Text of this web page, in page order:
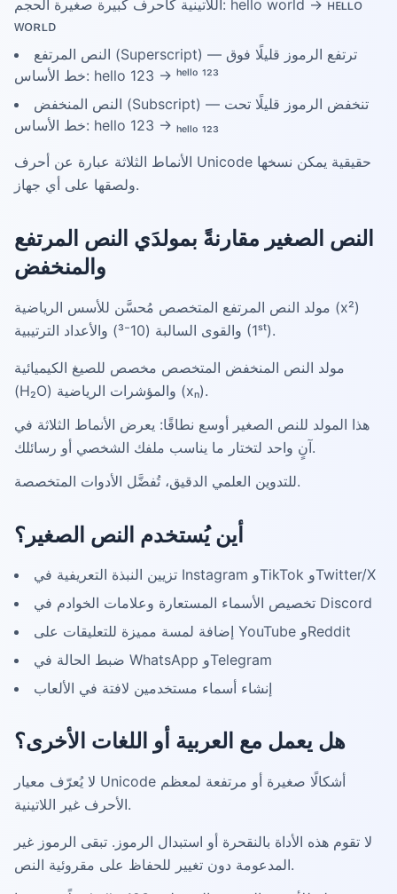
اللاتينية كأحرف كبيرة صغيرة الحجم: hello world → ʜᴇʟʟᴏ
ᴡᴏʀʟᴅ
النص المرتفع (Superscript) — ترتفع الرموز قليلًا فوق
خط الأساس: hello 123 → ʰᵉˡˡᵒ ¹²³
النص المنخفض (Subscript) — تنخفض الرموز قليلًا تحت
خط الأساس: hello 123 → ₕₑₗₗₒ ₁₂₃
الأنماط الثلاثة عبارة عن أحرف Unicode حقيقية يمكن نسخها
ولصقها على أي جهاز.
النص الصغير مقارنةً بمولدَي النص المرتفع
والمنخفض
مولد النص المرتفع المتخصص مُحسَّن للأسس الرياضية (x²)
والقوى السالبة (10⁻³) والأعداد الترتيبية (1ˢᵗ).
مولد النص المنخفض المتخصص مخصص للصيغ الكيميائية
(H₂O) والمؤشرات الرياضية (xₙ).
هذا المولد للنص الصغير أوسع نطاقًا: يعرض الأنماط الثلاثة في
آنٍ واحد لتختار ما يناسب ملفك الشخصي أو رسائلك.
للتدوين العلمي الدقيق، تُفضَّل الأدوات المتخصصة.
أين يُستخدم النص الصغير؟
تزيين النبذة التعريفية في Instagram وTikTok وTwitter/X
تخصيص الأسماء المستعارة وعلامات الخوادم في Discord
إضافة لمسة مميزة للتعليقات على YouTube وReddit
ضبط الحالة في WhatsApp وTelegram
إنشاء أسماء مستخدمين لافتة في الألعاب
هل يعمل مع العربية أو اللغات الأخرى؟
لا يُعرّف معيار Unicode أشكالًا صغيرة أو مرتفعة لمعظم
الأحرف غير اللاتينية.
لا تقوم هذه الأداة بالنقحرة أو استبدال الرموز. تبقى الرموز غير
المدعومة دون تغيير للحفاظ على مقروئية النص.